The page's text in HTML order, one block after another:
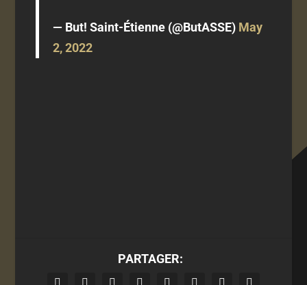
— But! Saint-Étienne (@ButASSE) May
2, 2022
PARTAGER: